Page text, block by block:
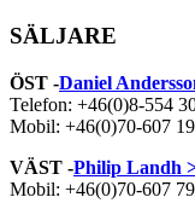
SÄLJARE
ÖST -Daniel
Telefon: +46(0)8-554
Mobil: +46(0)70-607
VÄST -Philip Landh
Mobil: +46(0)70-607